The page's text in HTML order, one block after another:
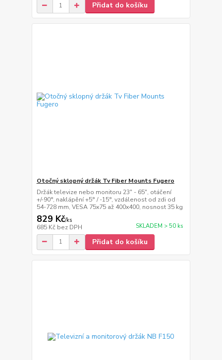
Přidat do košíku
Otočný sklopný držák Tv Fiber Mounts Fugero
Držák televize nebo monitoru 23" - 65", otáčení
+/-90°, naklápění +5° / -15°, vzdálenost od zdi od
54-728 mm, VESA 75x75 až 400x400, nosnost 35 kg
829 Kč/ks
685 Kč bez DPH SKLADEM > 50 ks
Přidat do košíku